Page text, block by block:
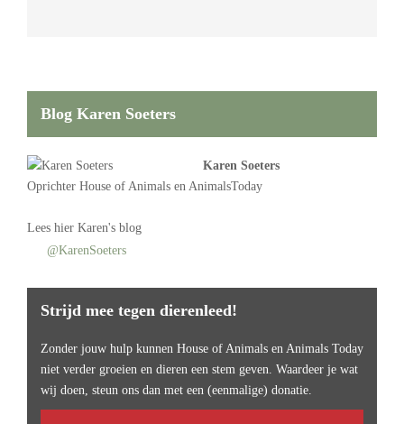
Blog Karen Soeters
Karen Soeters
Oprichter House of Animals en AnimalsToday
Lees hier Karen's blog
@KarenSoeters
Strijd mee tegen dierenleed!
Zonder jouw hulp kunnen House of Animals en Animals Today
niet verder groeien en dieren een stem geven. Waardeer je wat
wij doen, steun ons dan met een (eenmalige) donatie.